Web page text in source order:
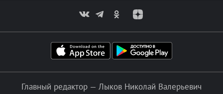
Главный редактор — Лыков Николай Валерьевич